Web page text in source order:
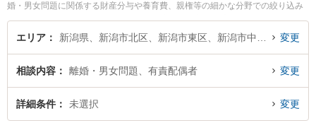
婚・男女問題に関係する財産分与や養育費、親権等の細かな分野での絞り込み
検索もでき便利です。特に虎ノ門法律経済事務所 新潟支店の牧野 絵里華弁護士
や弁護士法人一新総合法律事務所の細野 希弁護士、ベリーベスト法律事務所 新
すぐに弁護士に相談したい』『有責配偶者のトラブル解決の実績豊富な近くの
弁護士を検索したい』『初回相談無料で有責配偶者を法律相談できる新潟市内
の弁護士に相談予約したい』などでお困りの相談者さんにおすすめです。
エリア 変更
相談内容 離婚・男女問題、有責配偶者 変更
詳細条件 未選択 変更